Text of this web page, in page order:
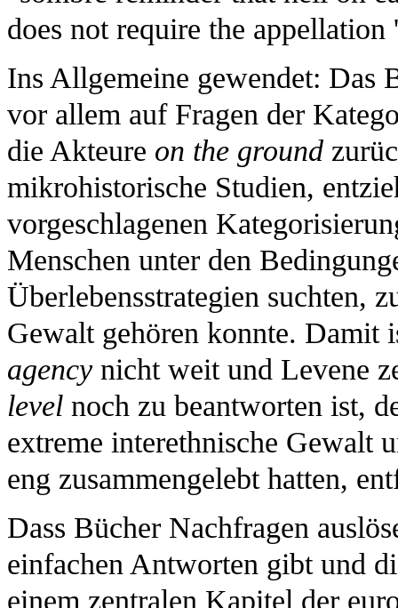
does not require the
Ins Allgemeine gewendet: Das
vor allem auf Fragen der
die Akteure on the ground
mikrohistorische Studien,
vorgeschlagenen
Menschen unter den
Überlebensstrategien suchten,
Gewalt gehören konnte. Damit
agency nicht weit und Levene
level noch zu beantworten ist,
extreme interethnische Gewalt
eng zusammengelebt hatten,
Dass Bücher Nachfragen
einfachen Antworten gibt und
einem zentralen Kapitel der